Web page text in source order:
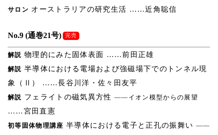
サロン オーストラリアの研究生活 ……近角聡信
No.9 (通巻21号) 完売
解説 物理的にみた固体表面 ……前田正雄
解説 半導体における電場および強磁場下でのトンネル現
象（Ⅱ） ……長谷川洋・佐々田友平
解説 フェライトの磁気異方性 ――イオン模型からの展望
……宮田直憲
初等固体物理講座 半導体における電子と正孔の振舞い ――